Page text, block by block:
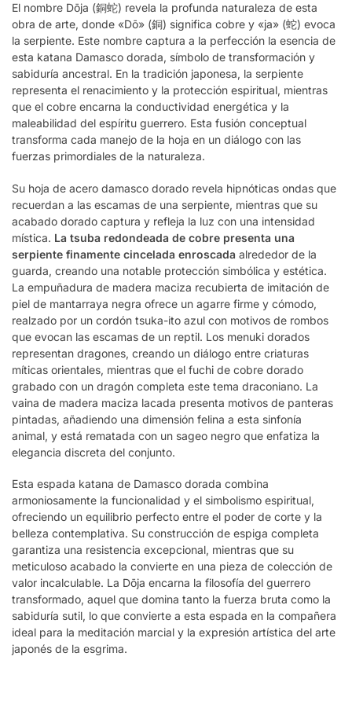
El nombre Dōja (銅蛇) revela la profunda naturaleza de esta
obra de arte, donde «Dō» (銅) significa cobre y «ja» (蛇) evoca
la serpiente. Este nombre captura a la perfección la esencia de
esta katana Damasco dorada, símbolo de transformación y
sabiduría ancestral. En la tradición japonesa, la serpiente
representa el renacimiento y la protección espiritual, mientras
que el cobre encarna la conductividad energética y la
maleabilidad del espíritu guerrero. Esta fusión conceptual
transforma cada manejo de la hoja en un diálogo con las
fuerzas primordiales de la naturaleza.
Su hoja de acero damasco dorado revela hipnóticas ondas que
recuerdan a las escamas de una serpiente, mientras que su
acabado dorado captura y refleja la luz con una intensidad
mística. La tsuba redondeada de cobre presenta una
serpiente finamente cincelada enroscada alrededor de la
guarda, creando una notable protección simbólica y estética.
La empuñadura de madera maciza recubierta de imitación de
piel de mantarraya negra ofrece un agarre firme y cómodo,
realzado por un cordón tsuka-ito azul con motivos de rombos
que evocan las escamas de un reptil. Los menuki dorados
representan dragones, creando un diálogo entre criaturas
míticas orientales, mientras que el fuchi de cobre dorado
grabado con un dragón completa este tema draconiano. La
vaina de madera maciza lacada presenta motivos de panteras
pintadas, añadiendo una dimensión felina a esta sinfonía
animal, y está rematada con un sageo negro que enfatiza la
elegancia discreta del conjunto.
Esta espada katana de Damasco dorada combina
armoniosamente la funcionalidad y el simbolismo espiritual,
ofreciendo un equilibrio perfecto entre el poder de corte y la
belleza contemplativa. Su construcción de espiga completa
garantiza una resistencia excepcional, mientras que su
meticuloso acabado la convierte en una pieza de colección de
valor incalculable. La Dōja encarna la filosofía del guerrero
transformado, aquel que domina tanto la fuerza bruta como la
sabiduría sutil, lo que convierte a esta espada en la compañera
ideal para la meditación marcial y la expresión artística del arte
japonés de la esgrima.